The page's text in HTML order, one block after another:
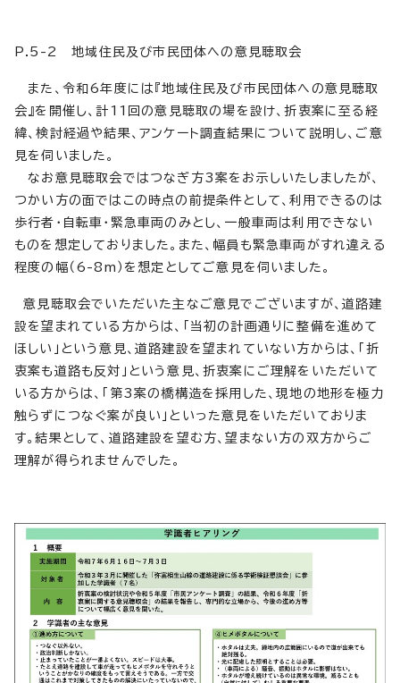
P.5-2 地域住民及び市民団体への意見聴取会
また、令和6年度には『地域住民及び市民団体への意見聴取
会』を開催し、計11回の意見聴取の場を設け、折衷案に至る経
緯、検討経過や結果、アンケート調査結果について説明し、ご意
見を伺いました。
なお意見聴取会ではつなぎ方3案をお示しいたしましたが、
つかい方の面ではこの時点の前提条件として、利用できるのは
歩行者・自転車・緊急車両のみとし、一般車両は利用できない
ものを想定しておりました。また、幅員も緊急車両がすれ違える
程度の幅（6-8m）を想定としてご意見を伺いました。
意見聴取会でいただいた主なご意見でございますが、道路建
設を望まれている方からは、「当初の計画通りに整備を進めて
ほしい」という意見、道路建設を望まれていない方からは、「折
衷案も道路も反対」という意見、折衷案にご理解をいただいて
いる方からは、「第3案の橋構造を採用した、現地の地形を極力
触らずにつなぐ案が良い」といった意見をいただいておりま
す。結果として、道路建設を望む方、望まない方の双方からご
理解が得られませんでした。